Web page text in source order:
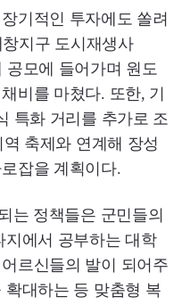
기적인 투자에도 쏠려
창지구 도시재생사
공모에 들어가며 원도
비를 마쳤다. 또한, 기
특화 거리를 추가로 조
역 축제와 연계해 장성
잡을 계획이다.
는 정책들은 군민들의
지에서 공부하는 대학
르신들의 발이 되어주
대하는 등 맞춤형 복